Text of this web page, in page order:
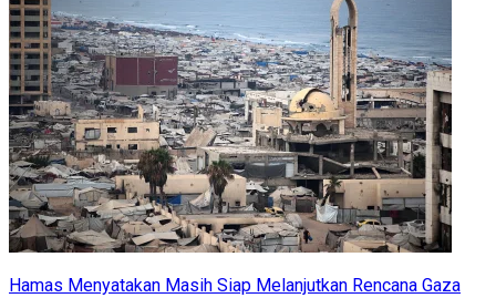
Hamas Menyatakan Masih Siap Melanjutkan Rencana Gaza